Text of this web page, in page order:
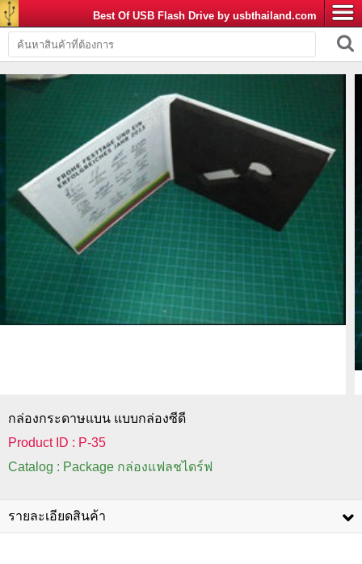
Best Of USB Flash Drive by usbthailand.com
กล่องกระดาษแบน แบบกล่องซีดี
Product ID : P-35
Catalog : Package กล่องแฟลชไดร์ฟ
รายละเอียดสินค้า